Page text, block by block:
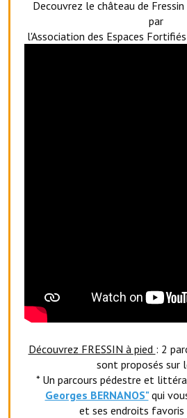
Le comité des fêtes
Le foyer de la Planquette
L'association des anciens combattants
Decouvrez le château de
par
l'Association des Espaces
Découvrez FRESSIN à pied : 2
sont proposés sur
* Un parcours pédestre et
Georges BERNANOS" qui
et ses endroits favoris